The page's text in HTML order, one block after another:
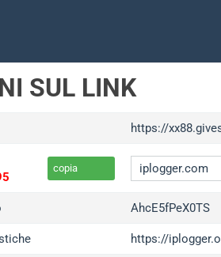
SUL LINK
https://
copia
iplogger.org
AhcE5fPeX0TS
https://